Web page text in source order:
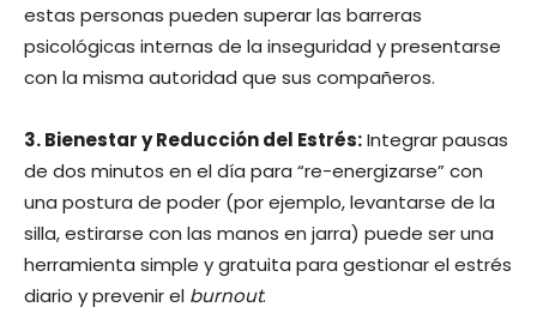
estas personas pueden superar las barreras
psicológicas internas de la inseguridad y presentarse
con la misma autoridad que sus compañeros.
3. Bienestar y Reducción del Estrés:Integrar pausas
de dos minutos en el día para “re-energizarse” con
una postura de poder (por ejemplo, levantarse de la
silla, estirarse con las manos en jarra) puede ser una
herramienta simple y gratuita para gestionar el estrés
diario y prevenir el burnout.